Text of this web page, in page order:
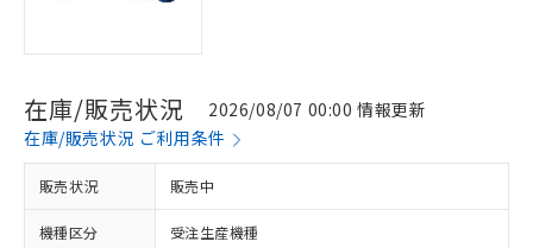
在庫/販売状況
2026/08/07 00:00 情報更新
在庫/販売状況 ご利用条件
販売状況 販売中
機種区分 受注生産機種